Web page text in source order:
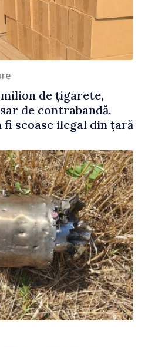
de țigarete,
de contrabandă.
scoase ilegal din țară